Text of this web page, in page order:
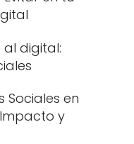
al digital:
Sociales en
y